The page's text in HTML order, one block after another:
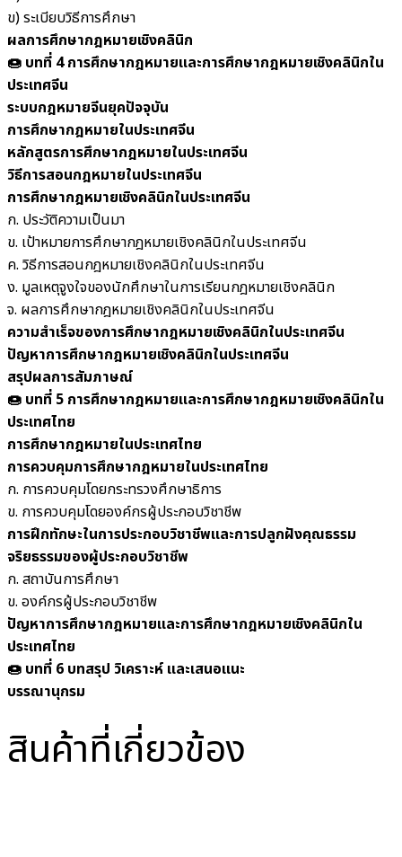
ข) ระเบียบวิธีการศึกษา
ผลการศึกษากฎหมายเชิงคลินิก
🍩 บทที่ 4 การศึกษากฎหมายและการศึกษากฎหมายเชิงคลินิกใน
ประเทศจีน
ระบบกฎหมายจีนยุคปัจจุบัน
การศึกษากฎหมายในประเทศจีน
หลักสูตรการศึกษากฎหมายในประเทศจีน
วิธีการสอนกฎหมายในประเทศจีน
การศึกษากฎหมายเชิงคลินิกในประเทศจีน
ก. ประวัติความเป็นมา
ข. เป้าหมายการศึกษากฎหมายเชิงคลินิกในประเทศจีน
ค. วิธีการสอนกฎหมายเชิงคลินิกในประเทศจีน
ง. มูลเหตุจูงใจของนักศึกษาในการเรียนกฎหมายเชิงคลินิก
จ. ผลการศึกษากฎหมายเชิงคลินิกในประเทศจีน
ความสำเร็จของการศึกษากฎหมายเชิงคลินิกในประเทศจีน
ปัญหาการศึกษากฎหมายเชิงคลินิกในประเทศจีน
สรุปผลการสัมภาษณ์
🍩 บทที่ 5 การศึกษากฎหมายและการศึกษากฎหมายเชิงคลินิกใน
ประเทศไทย
การศึกษากฎหมายในประเทศไทย
การควบคุมการศึกษากฎหมายในประเทศไทย
ก. การควบคุมโดยกระทรวงศึกษาธิการ
ข. การควบคุมโดยองค์กรผู้ประกอบวิชาชีพ
การฝึกทักษะในการประกอบวิชาชีพและการปลูกฝังคุณธรรม
จริยธรรมของผู้ประกอบวิชาชีพ
ก. สถาบันการศึกษา
ข. องค์กรผู้ประกอบวิชาชีพ
ปัญหาการศึกษากฎหมายและการศึกษากฎหมายเชิงคลินิกใน
ประเทศไทย
🍩 บทที่ 6 บทสรุป วิเคราะห์ และเสนอแนะ
บรรณานุกรม
สินค้าที่เกี่ยวข้อง